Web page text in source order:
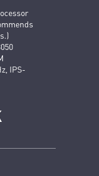
IPS-